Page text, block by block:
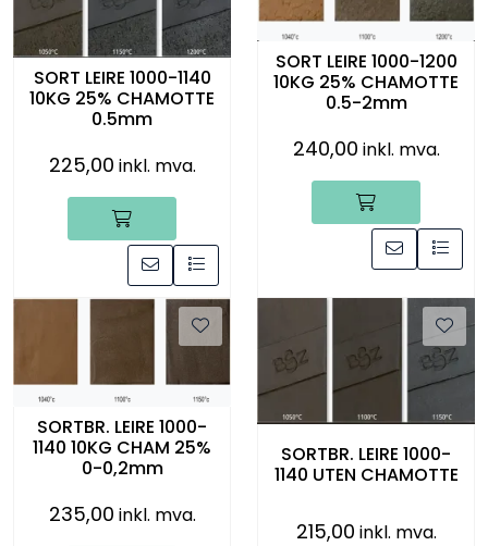
SORT LEIRE 1000-1140
10KG 25% CHAMOTTE
0.5mm
225,00 inkl. mva.
SORT LEIRE 1000-1200
10KG 25% CHAMOTTE
0.5-2mm
240,00 inkl. mva.
SORTBR. LEIRE 1000-
1140 10KG CHAM 25%
0-0,2mm
235,00 inkl. mva.
SORTBR. LEIRE 1000-
1140 UTEN CHAMOTTE
215,00 inkl. mva.